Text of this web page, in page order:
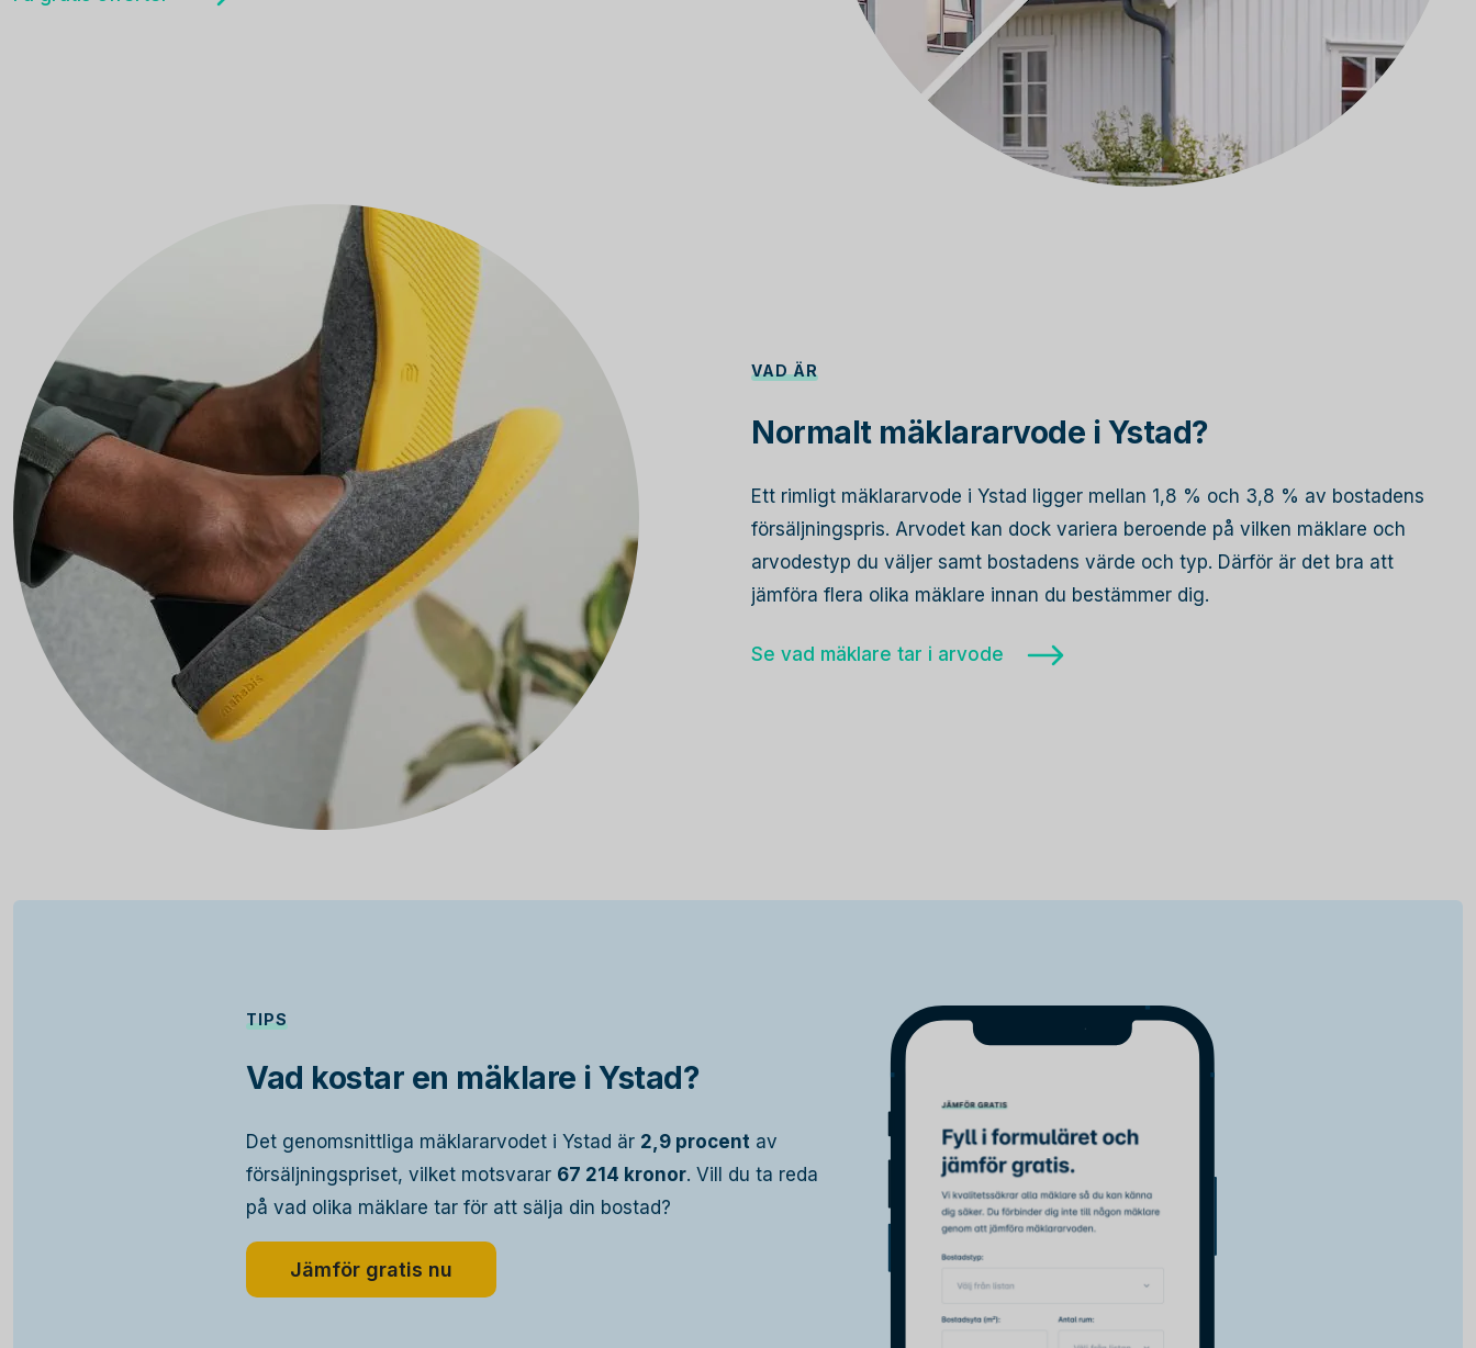
VAD ÄR
Normalt mäklararvode i Ystad?
Ett rimligt mäklararvode i Ystad ligger mellan 1,8 % och 3,8 % av bostadens
försäljningspris. Arvodet kan dock variera beroende på vilken mäklare och
arvodestyp du väljer samt bostadens värde och typ. Därför är det bra att
jämföra flera olika mäklare innan du bestämmer dig.
Se vad mäklare tar i arvode
TIPS
Vad kostar en mäklare i Ystad?
Det genomsnittliga mäklararvodet i Ystad är 2,9 procent av
försäljningspriset, vilket motsvarar 67 214 kronor. Vill du ta reda
på vad olika mäklare tar för att sälja din bostad?
Jämför gratis nu